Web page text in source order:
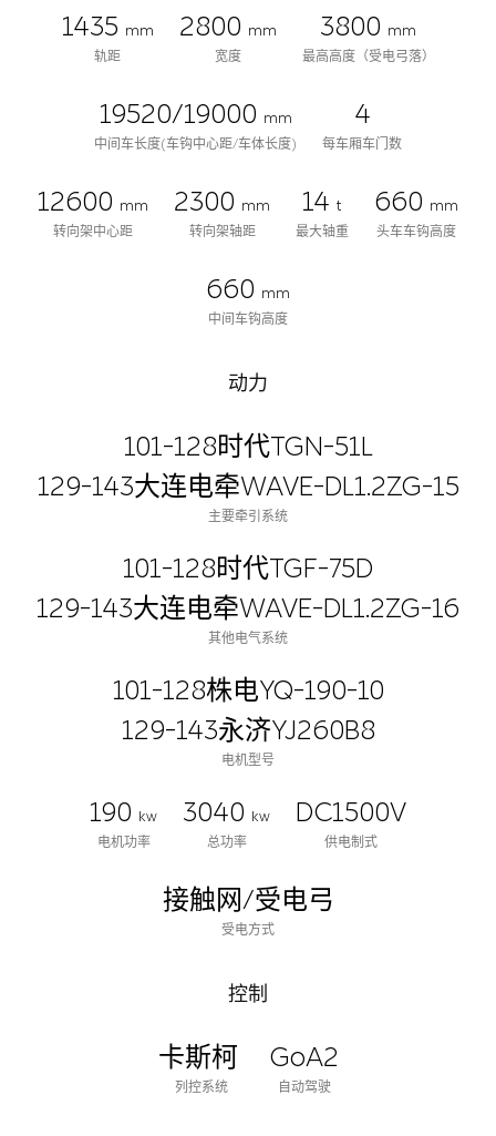
1435 mm
轨距
2800 mm
宽度
3800 mm
最高高度（受电弓落）
19520/19000 mm
中间车长度(车钩中心距/车体长度)
4
每车厢车门数
12600 mm
转向架中心距
2300 mm
转向架轴距
14 t
最大轴重
660 mm
头车车钩高度
660 mm
中间车钩高度
动力
101-128时代TGN-51L
129-143大连电牵WAVE-DL1.2ZG-15
主要牵引系统
101-128时代TGF-75D
129-143大连电牵WAVE-DL1.2ZG-16
其他电气系统
101-128株电YQ-190-10
129-143永济YJ260B8
电机型号
190
kw
电机功率
3040
kw
总功率
DC1500V
供电制式
接触网/受电弓
受电方式
控制
卡斯柯
列控系统
GoA2
自动驾驶